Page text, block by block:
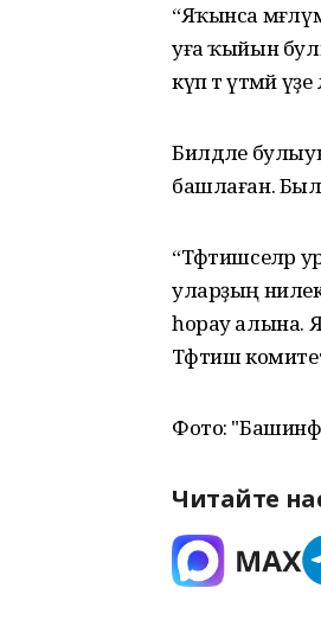
“Яҡынса
уға ҡыйын
күп тә үтмәй
Билдәле
башлаған.
“Тәфтишселәр
уларҙың
һорау алына.
Тәфтиш
Фото:
Читайте